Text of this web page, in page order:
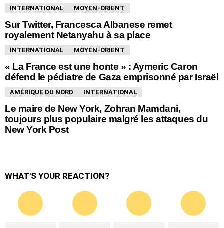
INTERNATIONAL MOYEN-ORIENT
Sur Twitter, Francesca Albanese remet
royalement Netanyahu à sa place
INTERNATIONAL MOYEN-ORIENT
« La France est une honte » : Aymeric Caron
défend le pédiatre de Gaza emprisonné par Israël
AMÉRIQUE DU NORD INTERNATIONAL
Le maire de New York, Zohran Mamdani,
toujours plus populaire malgré les attaques du
New York Post
WHAT'S YOUR REACTION?